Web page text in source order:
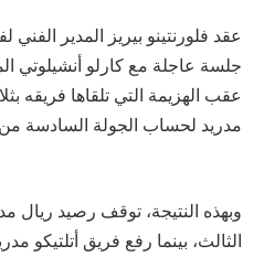
عقد فلورنتينو بيريز المدير الفني
جلسة عاجلة مع كارلو أنشيلوتي
عقب الهزيمة التي تلقاها فريقه
مدريد لحساب الجولة السادسة من